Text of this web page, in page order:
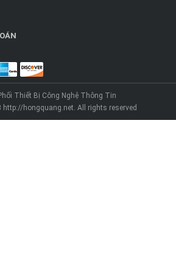
Thiết Bị Công Nghệ Thông Tin
http://hongquang.net. All rights reserved